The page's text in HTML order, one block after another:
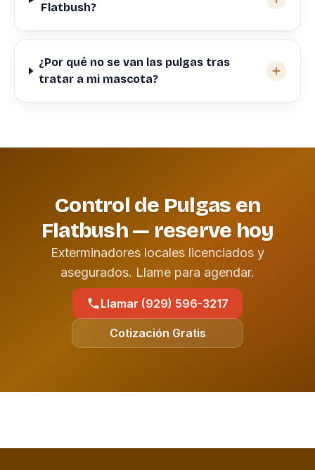
Flatbush?
¿Por qué no se van las pulgas tras
tratar a mi mascota?
Control de Pulgas en
Flatbush — reserve hoy
Exterminadores locales licenciados y
asegurados. Llame para agendar.
Llamar (929) 596-3217
Cotización Gratis